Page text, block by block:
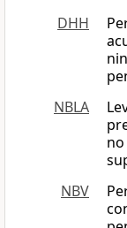
DHH
NBLA
NBV